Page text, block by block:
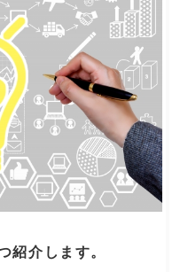
紹介します。